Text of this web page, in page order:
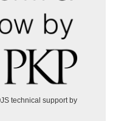
technical support by